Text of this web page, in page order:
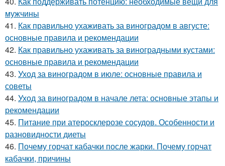
мужчины
41. Как правильно ухаживать за виноградом в августе:
основные правила и рекомендации
42. Как правильно ухаживать за виноградными кустами:
основные правила и рекомендации
43. Уход за виноградом в июле: основные правила и
советы
44. Уход за виноградом в начале лета: основные этапы и
рекомендации
45. Питание при атеросклерозе сосудов. Особенности и
разновидности диеты
46. Почему горчат кабачки после жарки. Почему горчат
кабачки, причины